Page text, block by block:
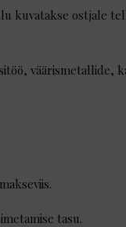
kuvatakse ostjale
väärismetallide,
tasu.